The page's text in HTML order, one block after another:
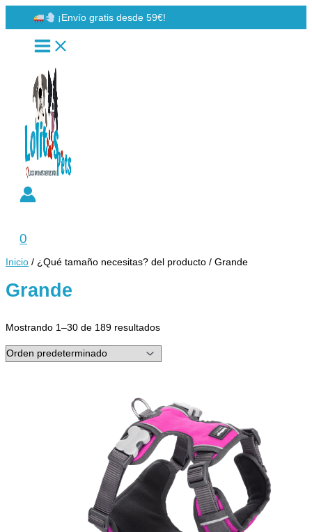
al
contenido
¡Envío gratis desde 59€!
0
Inicio / ¿Qué tamaño necesitas? del producto / Grande
Grande
Mostrando 1–30 de 189 resultados